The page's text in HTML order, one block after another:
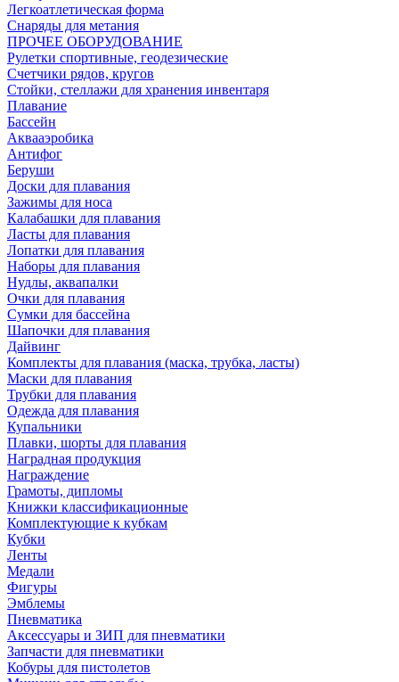
Легкоатлетическая форма
Снаряды для метания
ПРОЧЕЕ ОБОРУДОВАНИЕ
Рулетки спортивные, геодезические
Счетчики рядов, кругов
Стойки, стеллажи для хранения инвентаря
Плавание
Бассейн
Аквааэробика
Антифог
Беруши
Доски для плавания
Зажимы для носа
Калабашки для плавания
Ласты для плавания
Лопатки для плавания
Наборы для плавания
Нудлы, аквапалки
Очки для плавания
Сумки для бассейна
Шапочки для плавания
Дайвинг
Комплекты для плавания (маска, трубка, ласты)
Маски для плавания
Трубки для плавания
Одежда для плавания
Купальники
Плавки, шорты для плавания
Наградная продукция
Награждение
Грамоты, дипломы
Книжки классификационные
Комплектующие к кубкам
Кубки
Ленты
Медали
Фигуры
Эмблемы
Пневматика
Аксессуары и ЗИП для пневматики
Запчасти для пневматики
Кобуры для пистолетов